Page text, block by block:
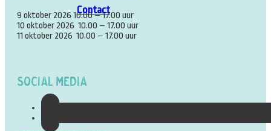
Contact
9 oktober 2026 10.00 – 17.00 uur
10 oktober 2026 10.00 – 17.00 uur
11 oktober 2026 10.00 – 17.00 uur
Social Media